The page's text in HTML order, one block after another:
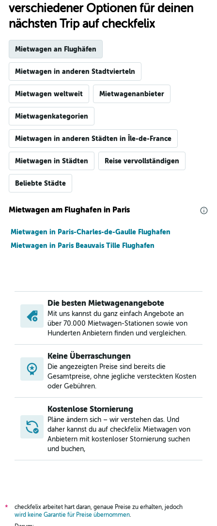
verschiedener Optionen für deinen
nächsten Trip auf checkfelix
Mietwagen an Flughäfen
Mietwagen in anderen Stadtvierteln
Mietwagen weltweit Mietwagenanbieter
Mietwagenkategorien
Mietwagen in anderen Städten in Île-de-France
Mietwagen in Städten Reise vervollständigen
Beliebte Städte
Mietwagen am Flughafen in Paris
Mietwagen in Paris-Charles-de-Gaulle Flughafen
Mietwagen in Paris Beauvais Tille Flughafen
Die besten Mietwagenangebote
Mit uns kannst du ganz einfach Angebote an
über 70.000 Mietwagen-Stationen sowie von
Hunderten Anbietern finden und vergleichen.
Keine Überraschungen
Die angezeigten Preise sind bereits die
Gesamtpreise, ohne jegliche versteckten Kosten
oder Gebühren.
Kostenlose Stornierung
Pläne ändern sich – wir verstehen das. Und
daher kannst du auf checkfelix Mietwagen von
Anbietern mit kostenloser Stornierung suchen
und buchen,
*
checkfelix arbeitet hart daran, genaue Preise zu erhalten, jedoch
wird keine Garantie für Preise übernommen.